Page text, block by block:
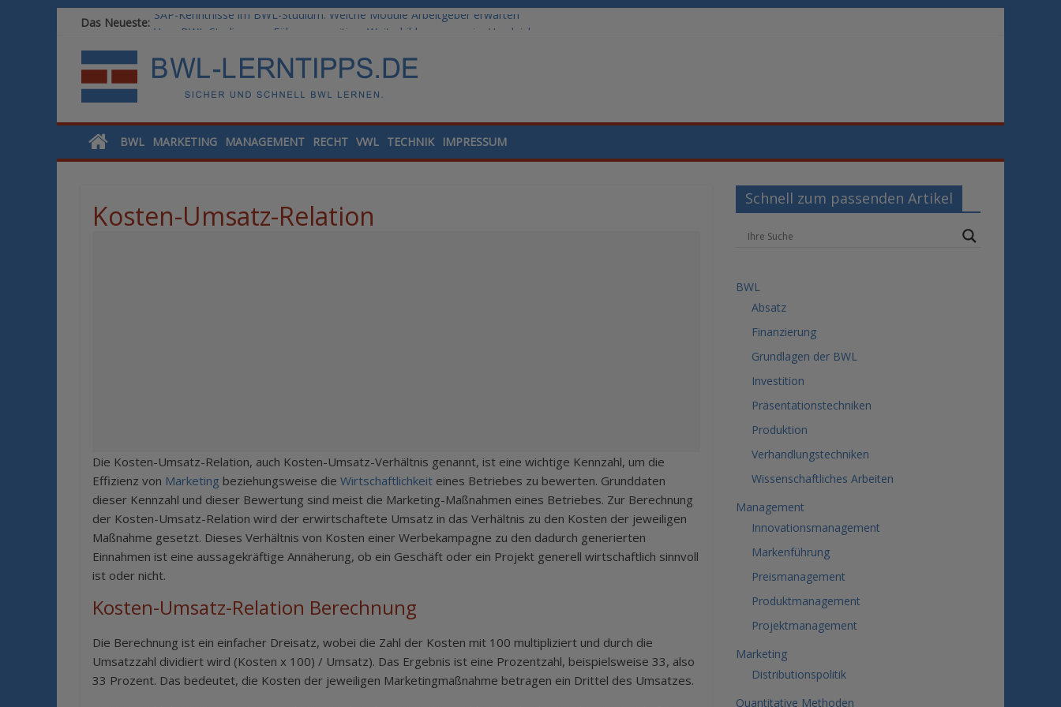
Das Neueste:
SAP-Kenntnisse im BWL-Studium: Welche Module Arbeitgeber erwarten
Vom BWL-Studium zur Führungsposition: Weiterbildungswege im Vergleich
KI-Kompetenz im BWL-Studium: Controlling und Datenanalyse verstehen
Methoden der Personalentwicklung: Blended Learning versus klassische Präsenzschulung im Vergleich
BWL MARKETING MANAGEMENT RECHT VWL TECHNIK IMPRESSUM
Kosten-Umsatz-Relation
Die Kosten-Umsatz-Relation, auch Kosten-Umsatz-Verhältnis genannt, ist eine wichtige Kennzahl, um die
Effizienz von Marketing beziehungsweise die Wirtschaftlichkeit eines Betriebes zu bewerten. Grunddaten
dieser Kennzahl und dieser Bewertung sind meist die Marketing-Maßnahmen eines Betriebes. Zur Berechnung
der Kosten-Umsatz-Relation wird der erwirtschaftete Umsatz in das Verhältnis zu den Kosten der jeweiligen
Maßnahme gesetzt. Dieses Verhältnis von Kosten einer Werbekampagne zu den dadurch generierten
Einnahmen ist eine aussagekräftige Annäherung, ob ein Geschäft oder ein Projekt generell wirtschaftlich sinnvoll
ist oder nicht.
Kosten-Umsatz-Relation Berechnung
Die Berechnung ist ein einfacher Dreisatz, wobei die Zahl der Kosten mit 100 multipliziert und durch die
Umsatzzahl dividiert wird (Kosten x 100) / Umsatz). Das Ergebnis ist eine Prozentzahl, beispielsweise 33, also
33 Prozent. Das bedeutet, die Kosten der jeweiligen Marketingmaßnahme betragen ein Drittel des Umsatzes.
Schnell zum passenden Artikel
BWL
Absatz
Finanzierung
Grundlagen der BWL
Investition
Präsentationstechniken
Produktion
Verhandlungstechniken
Wissenschaftliches Arbeiten
Management
Innovationsmanagement
Markenführung
Preismanagement
Produktmanagement
Projektmanagement
Marketing
Distributionspolitik
Quantitative Methoden